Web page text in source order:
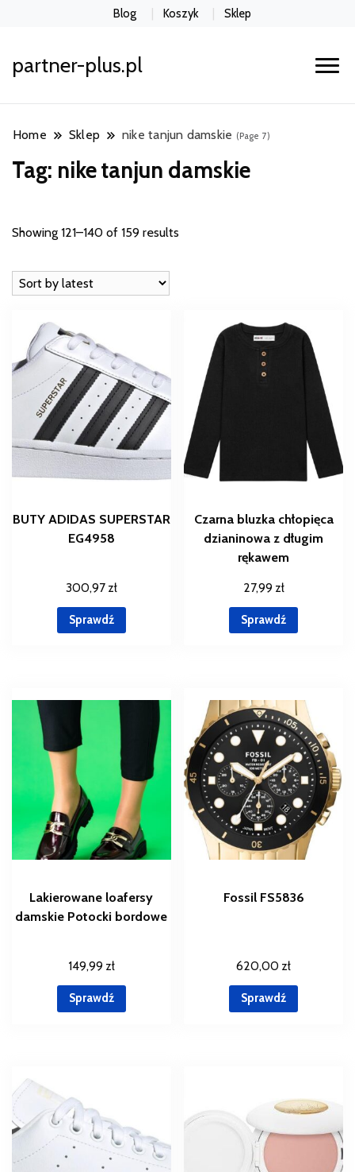
Blog Koszyk Sklep
partner-plus.pl
Home Sklep nike tanjun damskie (Page 7)
Tag: nike tanjun damskie
Showing 121–140 of 159 results
BUTY ADIDAS SUPERSTAR
EG4958
300,97 zł
Sprawdź
Czarna bluzka chłopięca
dzianinowa z długim
rękawem
27,99 zł
Sprawdź
Lakierowane loafersy
damskie Potocki bordowe
149,99 zł
Sprawdź
Fossil FS5836
620,00 zł
Sprawdź